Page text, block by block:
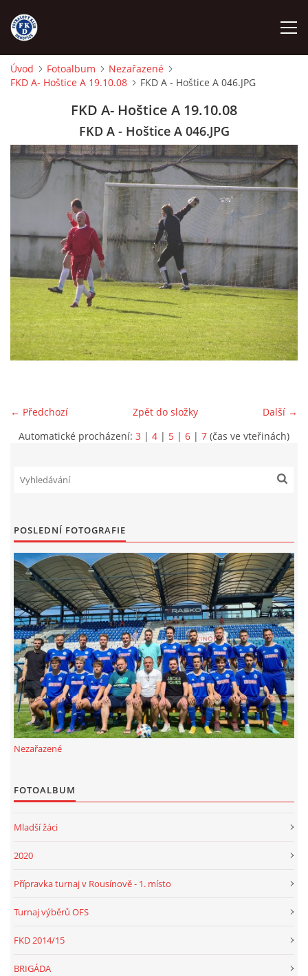
ÚVOD
FKD A
STARŠÍ DOROST
STARŠÍ ŽÁCI
MLADŠÍ ŽÁCI
STARŠÍ PŘÍPRAVKA R 2012 + 2013
ARCHÍV
DOTACE
FKD, z.s.
Drnovice 704
68304 Drnovice
ičo 27005305
č.ú. 3227086359 / 0800
© 2026 eStránky.cz |RSS
Úvod Fotoalbum
Nezařazené
FKD A- Hoštice A 19.10.08
FKD A - Hoštice A 046.JPG
FKD A- Hoštice A 19.10.08
FKD A - Hoštice A 046.JPG
← Předchozí Další →
Zpět do složky
Automatické procházení: 3 | 4 | 5 | 6 | 7 (čas ve vteřinách)
POSLEDNÍ FOTOGRAFIE
Nezařazené
FOTOALBUM
Mladší žáci
2020
Přípravka turnaj v Rousínově - 1. místo
Turnaj výběrů OFS
FKD 2014/15
BRIGÁDA